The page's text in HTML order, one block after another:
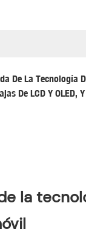
De La Tecnología
De LCD Y OLED,
la